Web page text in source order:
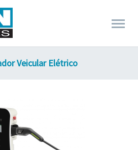
Veicular Elétrico